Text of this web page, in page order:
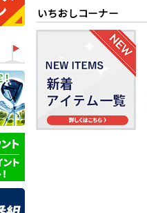
いちおしコーナー